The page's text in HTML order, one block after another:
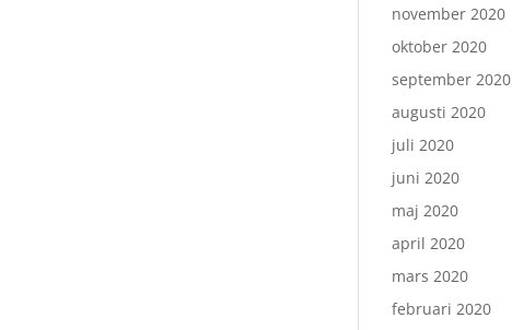
november 2020
oktober 2020
september 2020
augusti 2020
juli 2020
juni 2020
maj 2020
april 2020
mars 2020
februari 2020